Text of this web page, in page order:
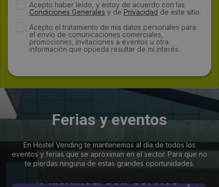
Acepto haber leído, y estoy de acuerdo con las
Condiciones Generales y de Privacidad de este sitio.
Acepto el tratamiento de mis datos personales para
el envío de comunicaciones comerciales,
promociones, invitaciones a eventos u otra
información que opueda resultar de mi interés.
Ferias y eventos
En Hostel Vending te mantenemos al día de todos los
eventos y ferias que se aproximan en el sector. Para que no
te pierdas ninguna de estas grandes oportunidades.